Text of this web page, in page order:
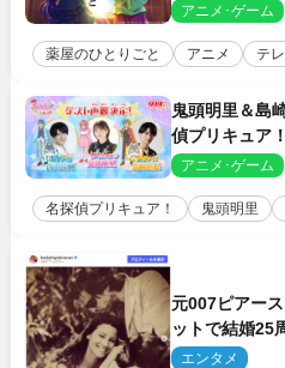
アニメ･ゲーム
薬屋のひとりごと アニメ テ
鬼頭明里＆島
偵プリキュア
スト声優に決定
アニメ･ゲーム
名探偵プリキュア！ 鬼頭明里
元007ピアー
ットで結婚25
エンタメ